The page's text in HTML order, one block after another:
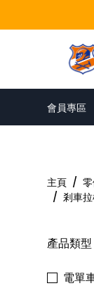
會員專區
剎車拉桿
主頁 /
/ 剎車
產品類型
電單